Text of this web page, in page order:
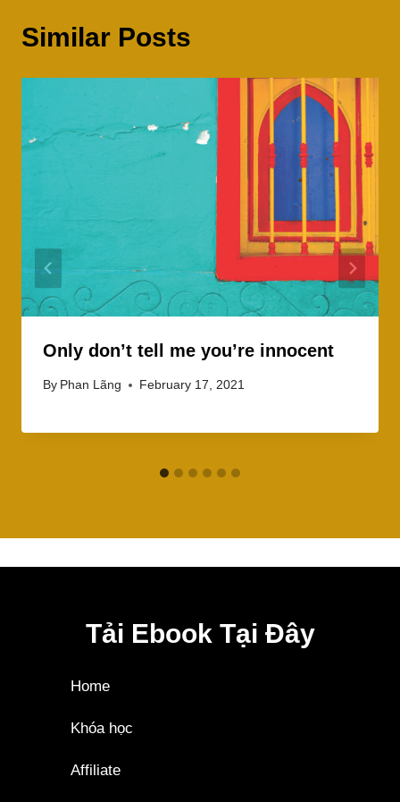
Similar Posts
Only don’t tell me you’re innocent
By Phan Lãng February 17, 2021
Tải Ebook Tại Đây
Home
Khóa học
Affiliate